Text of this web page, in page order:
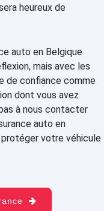
heureux de
auto en Belgique
mais avec les
de confiance comme
dont vous avez
à nous contacter
auto en
votre véhicule